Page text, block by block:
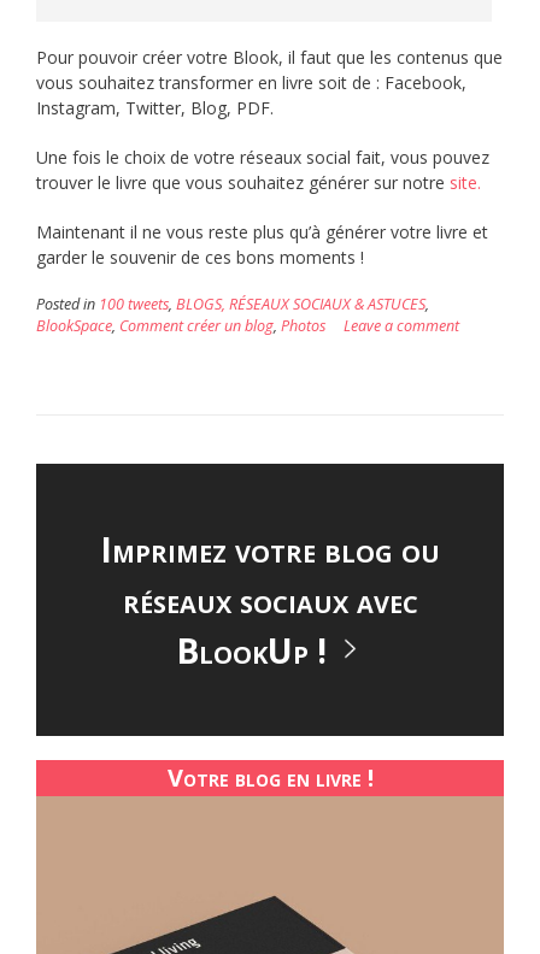
Pour pouvoir créer votre Blook, il faut que les contenus que
vous souhaitez transformer en livre soit de : Facebook,
Instagram, Twitter, Blog, PDF.
Une fois le choix de votre réseaux social fait, vous pouvez
trouver le livre que vous souhaitez générer sur notre site.
Maintenant il ne vous reste plus qu’à générer votre livre et
garder le souvenir de ces bons moments !
Posted in 100 tweets, BLOGS, RÉSEAUX SOCIAUX & ASTUCES,
BlookSpace, Comment créer un blog, Photos Leave a comment
Imprimez votre blog ou
réseaux sociaux avec
BlookUp !
Votre blog en livre !